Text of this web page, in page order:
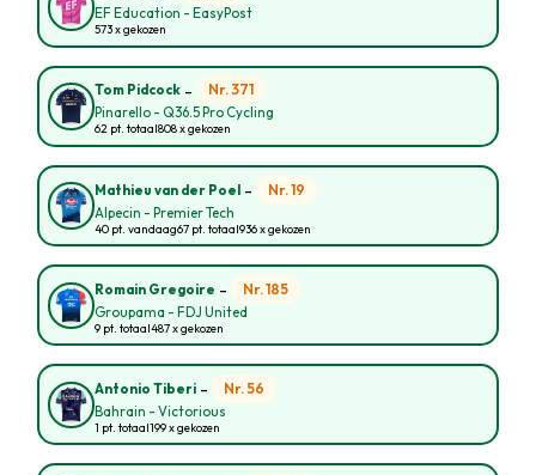
EF Education - EasyPost
573 x gekozen
Tom Pidcock - Nr. 371
Pinarello - Q36.5 Pro Cycling
62 pt. totaal808 x gekozen
Mathieu van der Poel - Nr. 19
Alpecin - Premier Tech
40 pt. vandaag67 pt. totaal936 x gekozen
Romain Gregoire - Nr. 185
Groupama - FDJ United
9 pt. totaal487 x gekozen
Antonio Tiberi - Nr. 56
Bahrain - Victorious
1 pt. totaal199 x gekozen